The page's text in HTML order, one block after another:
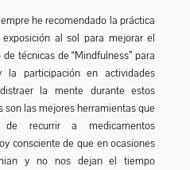
0
he recomendado la práctica
al sol para mejorar el
técnicas de “Mindfulness” para
participación en actividades
la mente durante estos
las mejores herramientas que
recurrir a medicamentos
consciente de que en ocasiones
y no nos dejan el tiempo